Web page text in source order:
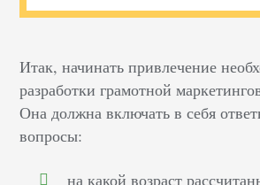
Итак, начинать привлечение
разработки грамотной
Она должна включать в себя
вопросы:
на какой возраст